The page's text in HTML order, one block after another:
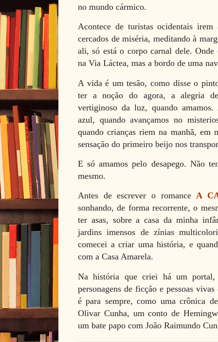
no mundo cármico.
Acontece de turistas ocidentais
cercados de miséria, meditando à
ali, só está o corpo carnal dele. Onde
na Via Láctea, mas a bordo de uma
A vida é um tesão, como disse o
ter a noção do agora, a alegria
vertiginoso da luz, quando
azul, quando avançamos no
quando crianças riem na manhã, em
sensação do primeiro beijo nos
E só amamos pelo desapego. Não
mesmo.
Antes de escrever o romanceA
sonhando, de forma recorrente, o
ter asas, sobre a casa da minha
jardins imensos de zínias
comecei a criar uma história, e
com a Casa Amarela.
Na história que criei há um portal,
personagens de ficção e pessoas
é para sempre, como uma crônica
Olivar Cunha, um conto de
um bate papo com João Raimundo